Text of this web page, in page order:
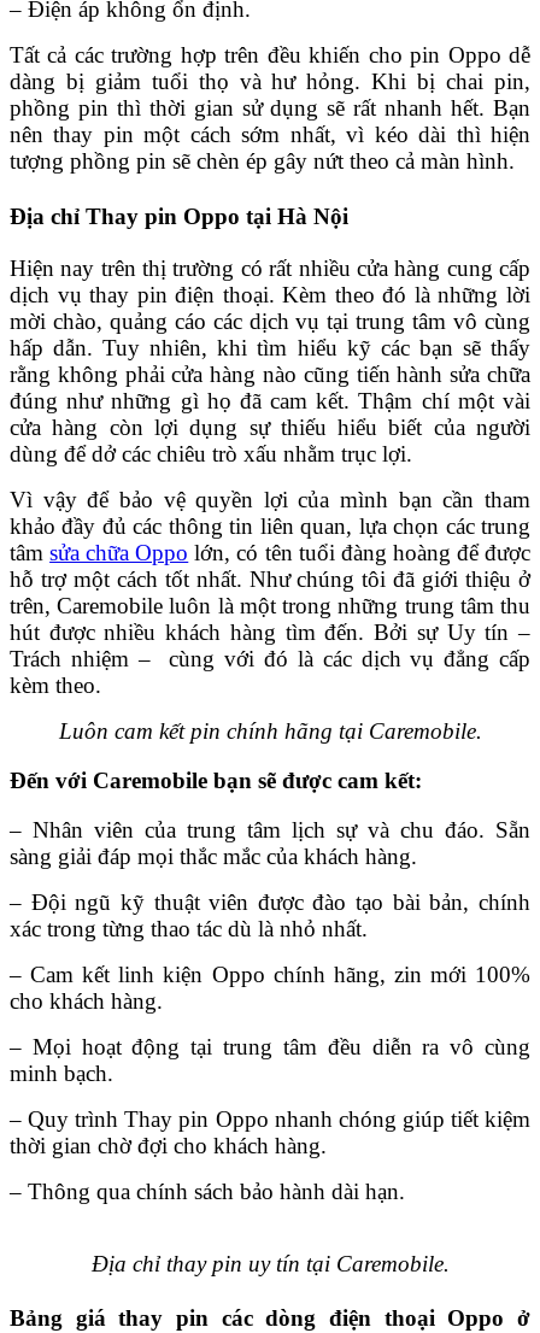
– Điện áp không ổn định.
Tất cả các trường hợp trên đều khiến cho pin Oppo dễ
dàng bị giảm tuổi thọ và hư hỏng. Khi bị chai pin,
phồng pin thì thời gian sử dụng sẽ rất nhanh hết. Bạn
nên thay pin một cách sớm nhất, vì kéo dài thì hiện
tượng phồng pin sẽ chèn ép gây nứt theo cả màn hình.
Địa chỉ Thay pin Oppo tại Hà Nội
Hiện nay trên thị trường có rất nhiều cửa hàng cung cấp
dịch vụ thay pin điện thoại. Kèm theo đó là những lời
mời chào, quảng cáo các dịch vụ tại trung tâm vô cùng
hấp dẫn. Tuy nhiên, khi tìm hiểu kỹ các bạn sẽ thấy
rằng không phải cửa hàng nào cũng tiến hành sửa chữa
đúng như những gì họ đã cam kết. Thậm chí một vài
cửa hàng còn lợi dụng sự thiếu hiểu biết của người
dùng để dở các chiêu trò xấu nhằm trục lợi.
Vì vậy để bảo vệ quyền lợi của mình bạn cần tham
khảo đầy đủ các thông tin liên quan, lựa chọn các trung
tâmsửa chữa Oppo lớn, có tên tuổi đàng hoàng để được
hỗ trợ một cách tốt nhất. Như chúng tôi đã giới thiệu ở
trên, Caremobile luôn là một trong những trung tâm thu
hút được nhiều khách hàng tìm đến. Bởi sự Uy tín –
Trách nhiệm – cùng với đó là các dịch vụ đẳng cấp
kèm theo.
Luôn cam kết pin chính hãng tại Caremobile.
Đến với Caremobile bạn sẽ được cam kết:
– Nhân viên của trung tâm lịch sự và chu đáo. Sẵn
sàng giải đáp mọi thắc mắc của khách hàng.
– Đội ngũ kỹ thuật viên được đào tạo bài bản, chính
xác trong từng thao tác dù là nhỏ nhất.
– Cam kết linh kiện Oppo chính hãng, zin mới 100%
cho khách hàng.
– Mọi hoạt động tại trung tâm đều diễn ra vô cùng
minh bạch.
– Quy trình Thay pin Oppo nhanh chóng giúp tiết kiệm
thời gian chờ đợi cho khách hàng.
– Thông qua chính sách bảo hành dài hạn.
Địa chỉ thay pin uy tín tại Caremobile.
Bảng giá thay pin các dòng điện thoại Oppo ở